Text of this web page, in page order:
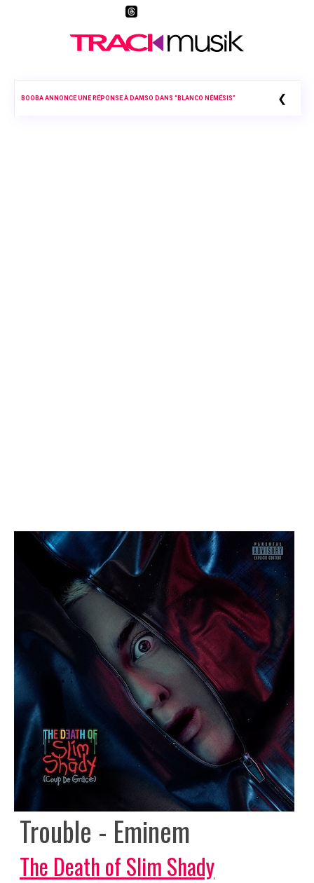
JUL PRÉPARE DÉJÀ SON PROCHAIN ALBUM 2026 ET SOLLICITE SES FANS ❮
Trouble - Eminem
The Death of Slim Shady